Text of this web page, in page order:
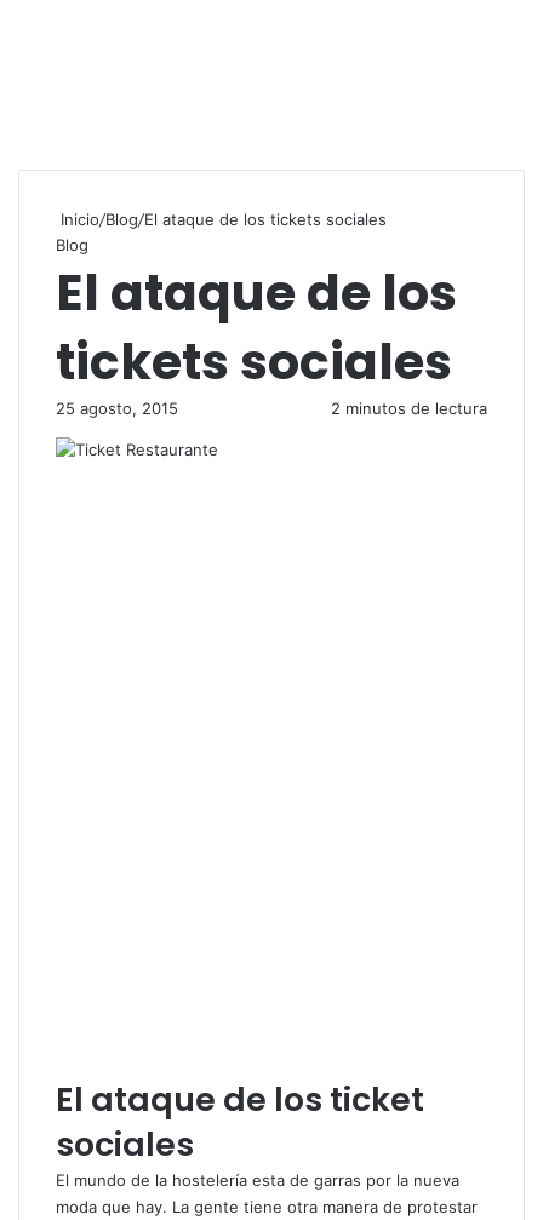
Inicio/Blog/El ataque de los tickets sociales
Blog
El ataque de los
tickets sociales
25 agosto, 2015 2 minutos de lectura
El ataque de los ticket
sociales
El mundo de la hostelería esta de garras por la nueva
moda que hay. La gente tiene otra manera de protestar